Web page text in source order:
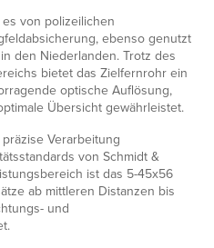
von polizeilichen
ebenso genutzt
den Niederlanden. Trotz des
bietet das Zielfernrohr ein
optische Auflösung,
Übersicht gewährleistet.
Verarbeitung
von Schmidt &
ist das 5-45x56
ab mittleren Distanzen bis
und